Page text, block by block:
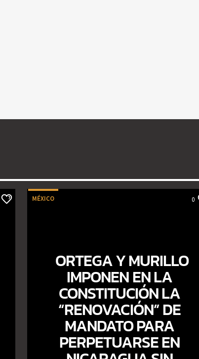
MÉXICO 0
ORTEGA Y MURILLO
IMPONEN EN LA
CONSTITUCIÓN LA
“RENOVACIÓN” DE
MANDATO PARA
PERPETUARSE EN